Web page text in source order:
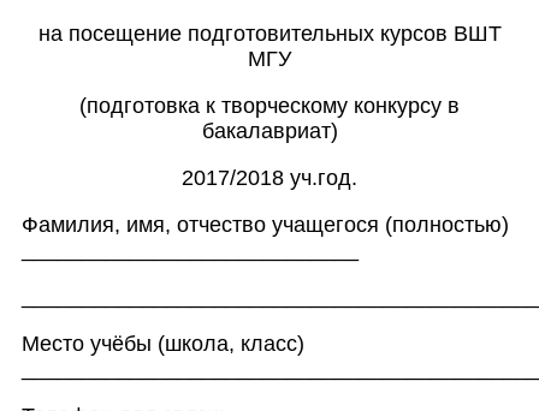
на посещение подготовительных курсов ВШТ
МГУ
(подготовка к творческому конкурсу в
бакалавриат)
2017/2018 уч.год.
Фамилия, имя, отчество учащегося (полностью)
Место учёбы (школа, класс)